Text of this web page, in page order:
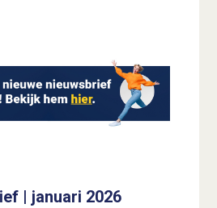
| januari 2026